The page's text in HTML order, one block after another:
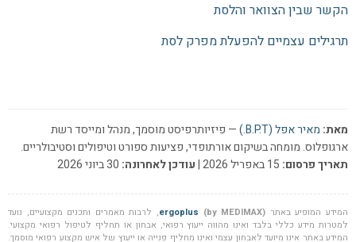
הקשר שבין הצוואר והלסת
תרגילים עצמיים להפעלת מפרק לסת
מאת: מאיר אפל (B.P.T.)
— פיזיותרפיסט מוסמך, מנהל ומייסד רשת
ארגופלוס. מומחה בשיקום אורתופדי, פציעות ספורט וטיפולים וסטיבולריים.
תאריך פרסום:
עודכן לאחרונה:
המידע המופיע באתר ergoplus (by MEDIMAX)
, לרבות מאמרים ותכנים מקצועיים, נועד
למטרות מידע כללי בלבד ואינו מהווה ייעוץ רפואי, אבחון או תחליף לטיפול רפואי מקצועי.
המידע באתר אינו מיועד לאבחון עצמי ואינו מחליף פנייה או ייעוץ של איש מקצוע רפואי מוסמך.